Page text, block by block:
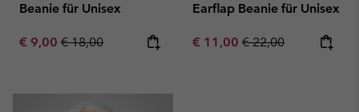
Beanie für Unisex
Sale price:
€ 9,00 Regular price:
€ 18,00
Earflap Beanie für Unisex
Sale price:
€ 11,00 Regular price:
€ 22,00